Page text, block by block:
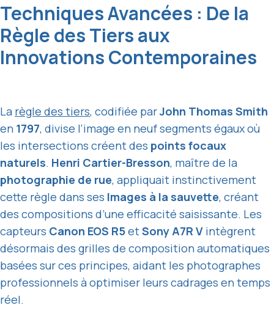
Techniques Avancées : De la
Règle des Tiers aux
Innovations Contemporaines
La règle des tiers, codifiée parJohn Thomas Smith
en 1797, divise l’image en neuf segments égaux où
les intersections créent des points focaux
naturels. Henri Cartier-Bresson, maître de la
photographie de rue, appliquait instinctivement
cette règle dans ses Images à la sauvette, créant
des compositions d’une efficacité saisissante. Les
capteurs Canon EOS R5etSony A7R V intègrent
désormais des grilles de composition automatiques
basées sur ces principes, aidant les photographes
professionnels à optimiser leurs cadrages en temps
réel.